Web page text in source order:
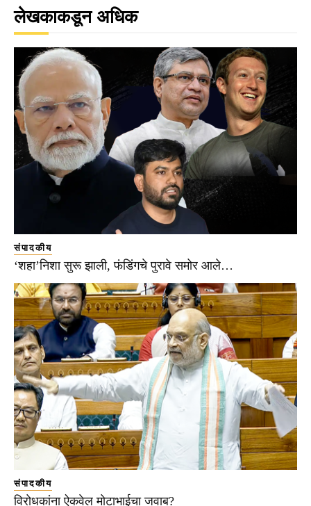
लेखकाकडून अधिक
संपादकीय
‘शहा’निशा सुरू झाली, फंडिंगचे पुरावे समोर आले…
संपादकीय
विरोधकांना ऐकवेल मोटाभाईचा जवाब?